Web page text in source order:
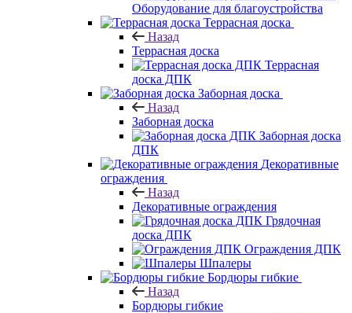
Оборудование для благоустройства
Террасная доска
Назад
Террасная доска
Террасная
доска ДПК
Заборная доска
Назад
Заборная доска
Заборная доска
ДПК
Декоративные
ограждения
Назад
Декоративные ограждения
Грядочная
доска ДПК
Ограждения ДПК
Шпалеры
Бордюры гибкие
Назад
Бордюры гибкие